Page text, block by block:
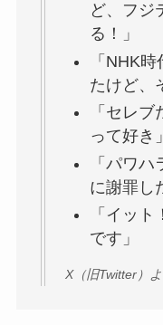
ど、フジ
る！」
「NHK
たけど、
「セレ
って好き」
「パワ
に謝罪し
「イッ
です」
X（旧Twitter）